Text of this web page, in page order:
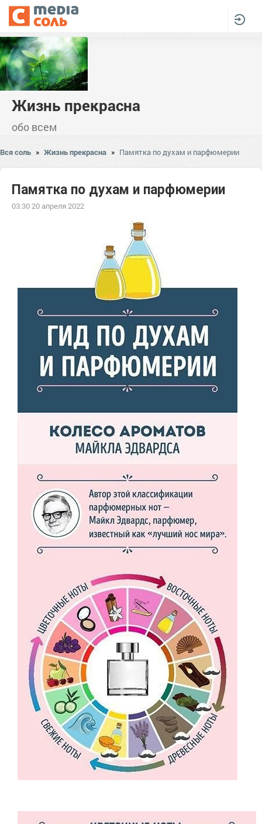
Жизнь прекрасна
обо всем
Вся соль » Жизнь прекрасна » Памятка по духам и парфюмерии
Памятка по духам и парфюмерии
03:30 20 апреля 2022